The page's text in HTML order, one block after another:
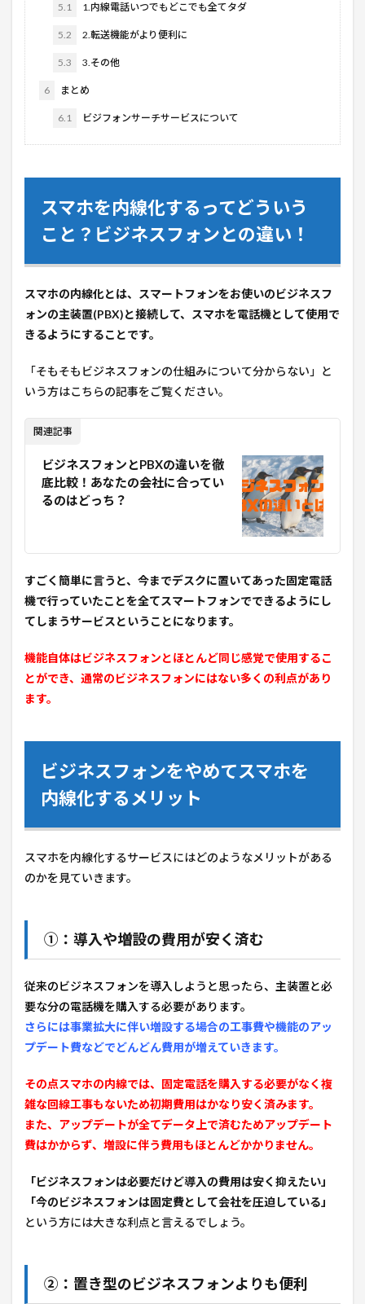
5.1 1.内線電話いつでもどこでも全てタダ
5.2 2.転送機能がより便利に
5.3 3.その他
6 まとめ
6.1 ビジフォンサーチサービスについて
スマホを内線化するってどういう
こと？ビジネスフォンとの違い！
スマホの内線化とは、スマートフォンをお使いのビジネスフ
ォンの主装置(PBX)と接続して、スマホを電話機として使用で
きるようにすることです。
「そもそもビジネスフォンの仕組みについて分からない」と
いう方はこちらの記事をご覧ください。
関連記事
ビジネスフォンとPBXの違いを徹
底比較！あなたの会社に合ってい
るのはどっち？
すごく簡単に言うと、 今までデスクに置いてあった固定電話
機で行っていたことを全てスマートフォンでできるようにし
てしまうサービスということになります。
機能自体はビジネスフォンとほとんど同じ感覚で使用するこ
とができ、通常のビジネスフォンにはない多くの利点があり
ます。
ビジネスフォンをやめてスマホを
内線化するメリット
スマホを内線化するサービスにはどのようなメリットがある
のかを見ていきます。
①：導入や増設の費用が安く済む
従来のビジネスフォンを導入しようと思ったら、主装置と必
要な分の電話機を購入する必要があります。
さらには事業拡大に伴い増設する場合の工事費や機能のアッ
プデート費などでどんどん費用が増えていきます。
その点スマホの内線では、固定電話を購入する必要がなく複
雑な回線工事もないため初期費用はかなり安く済みます。
また、アップデートが全てデータ上で済むためアップデート
費はかからず、増設に伴う費用もほとんどかかりません。
「ビジネスフォンは必要だけど導入の費用は安く抑えたい」
「今のビジネスフォンは固定費として会社を圧迫している」
という方には大きな利点と言えるでしょう。
②：置き型のビジネスフォンよりも便利